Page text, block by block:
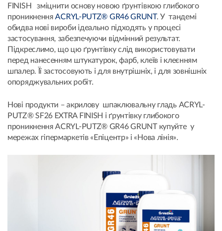
FINISH зміцнити основу новою ґрунтівкою глибокого
проникненняACRYL-PUTZ® GR46 GRUNT. У тандемі
обидва нові вироби ідеально підходять у процесі
застосування, забезпечуючи відмінний результат.
Підкреслимо, що цю ґрунтівку слід використовувати
перед нанесенням штукатурок, фарб, клеїв і клеєнням
шпалер. Її застосовують і для внутрішніх, і для зовнішніх
опоряджувальних робіт.
Нові продукти – акрилову шпаклювальну гладь ACRYL-
PUTZ® SF26 EXTRA FINISH і ґрунтівку глибокого
проникнення ACRYL-PUTZ® GR46 GRUNT купуйте у
мережах гіпермаркетів «Епіцентр» і «Нова лінія».